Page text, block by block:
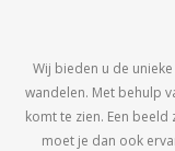
Wij bieden u de
wandelen. Met behulp
komt te zien. Een
moet je dan ook